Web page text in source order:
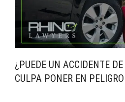
¿PUEDE UN ACCIDENTE
CULPA PONER EN